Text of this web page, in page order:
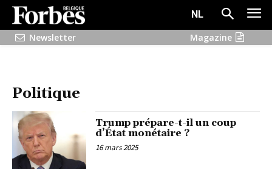
NL
Newsletter
Magazine
Politique
Trump prépare-t-il un coup
d’État monétaire ?
16 mars 2025